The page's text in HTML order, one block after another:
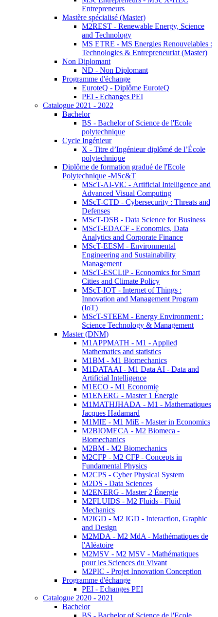
Entrepreneurs
Mastère spécialisé (Master)
M2REST - Renewable Energy, Science
and Technology
MS ETRE - MS Energies Renouvelables :
Technologies & Entrepreneuriat (Master)
Non Diplomant
ND - Non Diplomant
Programme d'échange
EuroteQ - Diplôme EuroteQ
PEI - Echanges PEI
Catalogue 2021 - 2022
Bachelor
BS - Bachelor of Science de l'Ecole
polytechnique
Cycle Ingénieur
X - Titre d’Ingénieur diplômé de l’École
polytechnique
Diplôme de formation gradué de l'Ecole
Polytechnique -MSc&T
MScT-AI-ViC - Artificial Intelligence and
Advanced Visual Computing
MScT-CTD - Cybersecurity : Threats and
Defenses
MScT-DSB - Data Science for Business
MScT-EDACF - Economics, Data
Analytics and Corporate Finance
MScT-EESM - Environmental
Engineering and Sustainability
Management
MScT-ESCLiP - Economics for Smart
Cities and Climate Policy
MScT-IOT - Internet of Things :
Innovation and Management Program
(IoT)
MScT-STEEM - Energy Environment :
Science Technology & Management
Master (DNM)
M1APPMATH - M1 - Applied
Mathematics and statistics
M1BM - M1 Biomechanics
M1DATAAI - M1 Data AI - Data and
Artificial Intelligence
M1ECO - M1 Economie
M1ENERG - Master 1 Énergie
M1MATHJHADA - M1 - Mathematiques
Jacques Hadamard
M1MIE - M1 MiE - Master in Economics
M2BIOMECA - M2 Biomeca -
Biomechanics
M2BM - M2 Biomechanics
M2CFP - M2 CFP - Concepts in
Fundamental Physics
M2CPS - Cyber Physical System
M2DS - Data Sciences
M2ENERG - Master 2 Énergie
M2FLUIDS - M2 Fluids - Fluid
Mechanics
M2IGD - M2 IGD - Interaction, Graphic
and Design
M2MDA - M2 MdA - Mathématiques de
l'Aléatoire
M2MSV - M2 MSV - Mathématiques
pour les Sciences du Vivant
M2PIC - Projet Innovation Conception
Programme d'échange
PEI - Echanges PEI
Catalogue 2020 - 2021
Bachelor
BS - Bachelor of Science de l'Ecole